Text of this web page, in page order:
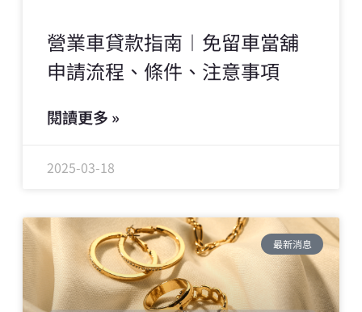
營業車貸款指南︱免留車當舖
申請流程、條件、注意事項
閱讀更多 »
2025-03-18
最新消息